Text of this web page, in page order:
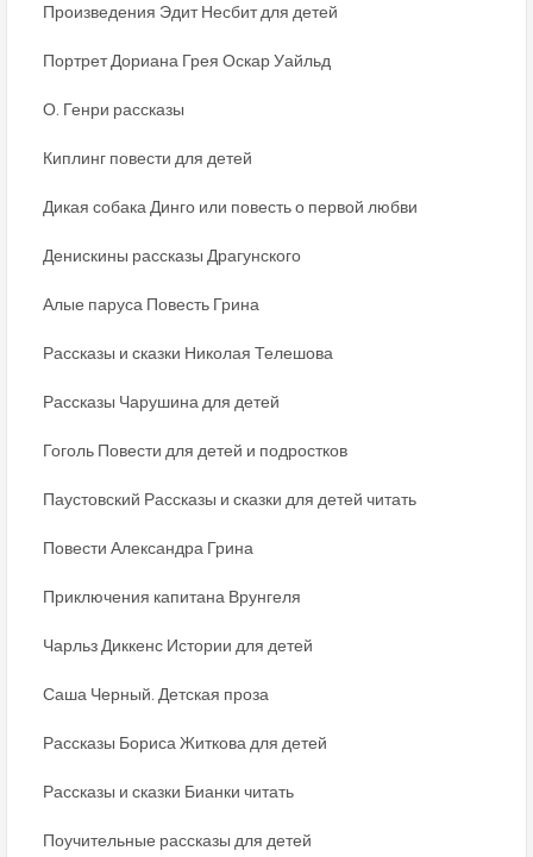
Произведения Эдит Несбит для детей
Портрет Дориана Грея Оскар Уайльд
О. Генри рассказы
Киплинг повести для детей
Дикая собака Динго или повесть о первой любви
Денискины рассказы Драгунского
Алые паруса Повесть Грина
Рассказы и сказки Николая Телешова
Рассказы Чарушина для детей
Гоголь Повести для детей и подростков
Паустовский Рассказы и сказки для детей читать
Повести Александра Грина
Приключения капитана Врунгеля
Чарльз Диккенс Истории для детей
Саша Черный. Детская проза
Рассказы Бориса Житкова для детей
Рассказы и сказки Бианки читать
Поучительные рассказы для детей